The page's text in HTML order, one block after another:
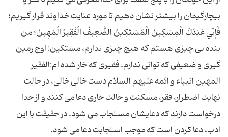
بیچارگیمان را بیشتر نشان دهیم تا مورد عنایت خداوند قرار گیریم؛
فَإِنِّي عَبْدُكَ الْمِسْكِينُ الْمُسْتَكِينُ الضَّعِيفُ الْفَقِيرُ الْمَهِينُ؛ من
بنده بی چیزی هستم که هیچ چیزی ندارم، مستکین: اوج زمین
گیری و ضعیفی که توانی ندارم. فقیری که خار شده ام:الفقیر
المهین انبیاء و ائمه علیهم السلام دست خالی خالی، در حالت
نهایت اضطرار، فقر، مسکنت و حالت خاری دعا می کنند و از خدا
درخواست دارند که دعایشان مستجاب می شود. در حقیقت با این
ادب، دعا کردن است که موجب استجابت دعا می شود.